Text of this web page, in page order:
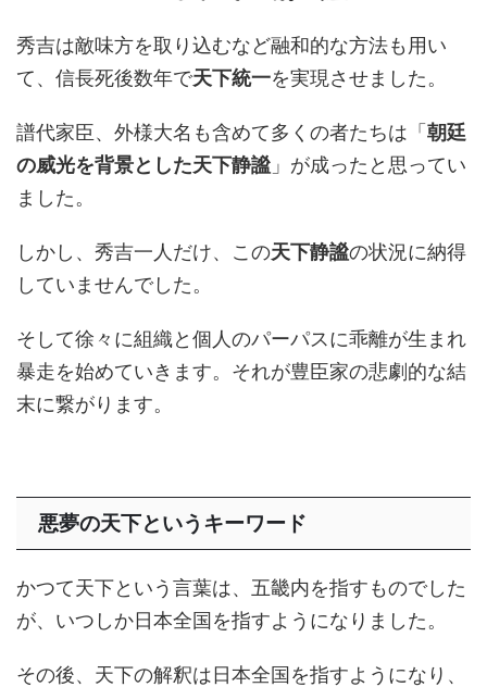
秀吉は敵味方を取り込むなど融和的な方法も用い
て、信長死後数年で天下統一を実現させました。
譜代家臣、外様大名も含めて多くの者たちは「朝廷
の威光を背景とした天下静謐 」が成ったと思ってい
ました。
しかし、秀吉一人だけ、この天下静謐の状況に納得
していませんでした。
そして徐々に組織と個人のパーパスに乖離が生まれ
暴走を始めていきます。それが豊臣家の悲劇的な結
末に繋がります。
悪夢の天下というキーワード
かつて天下という言葉は、五畿内を指すものでした
が、いつしか日本全国を指すようになりました。
その後、天下の解釈は日本全国を指すようになり、